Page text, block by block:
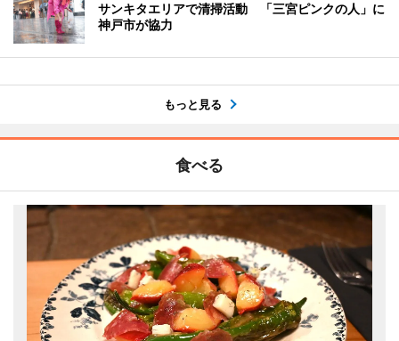
サンキタエリアで清掃活動 「三宮ピンクの人」に
神戸市が協力
もっと見る
食べる